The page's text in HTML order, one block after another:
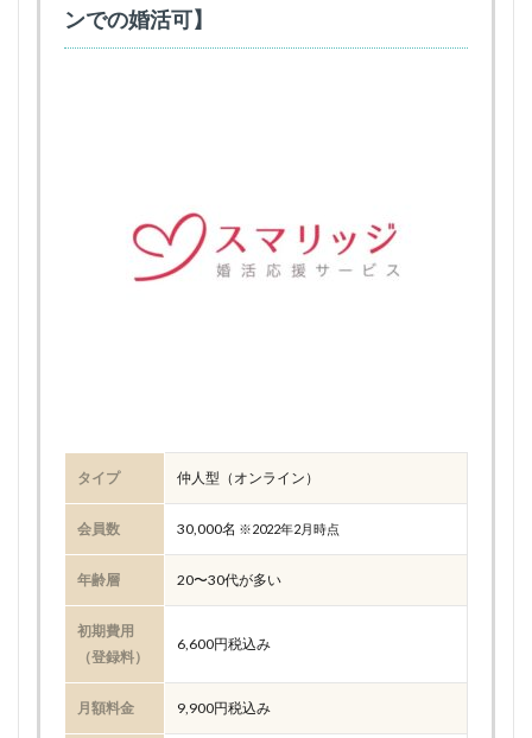
ンでの婚活可】
タイプ 仲人型（オンライン）
会員数 30,000名 ※2022年2月時点
年齢層 20〜30代が多い
初期費用
（登録料）
6,600円税込み
月額料金 9,900円税込み